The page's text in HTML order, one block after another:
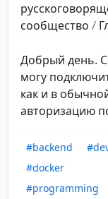
сообщество /
Добрый день.
могу
как и в
авторизацию
#backend
#docker
#programming